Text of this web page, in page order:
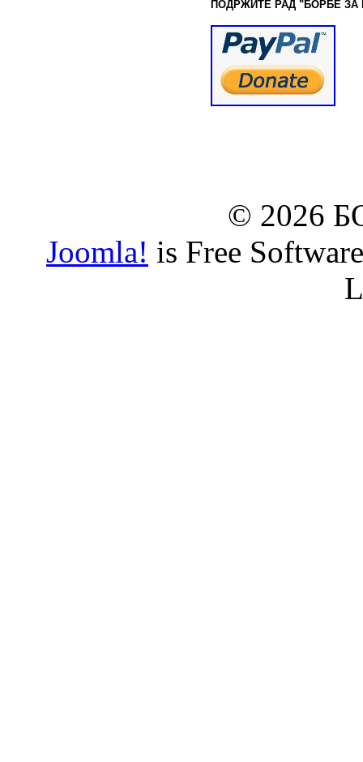
ПОДРЖИТЕ РАД "БОРБЕ ЗА
© 2026
Joomla! is Free